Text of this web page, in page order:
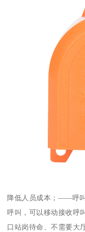
降低人员成本；——呼
呼叫，可以移动接收呼
口站岗待命、不需要大